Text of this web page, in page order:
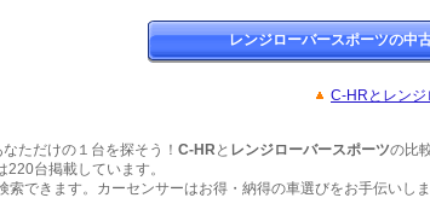
レンジローバースポーツの中
C-HRとレン
ただけの１台を探そう！ C-HR と レンジローバースポーツの比
220台掲載しています。
できます。カーセンサーはお得・納得の車選びをお手伝いしま